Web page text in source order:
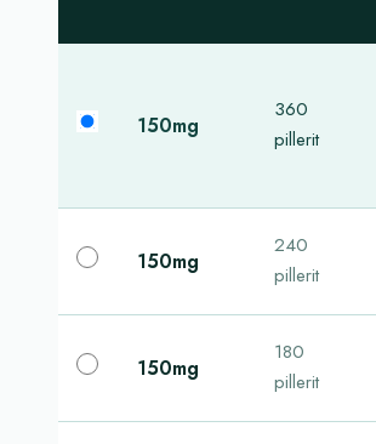
150mg
360
pillerit
150mg
240
pillerit
150mg
180
pillerit